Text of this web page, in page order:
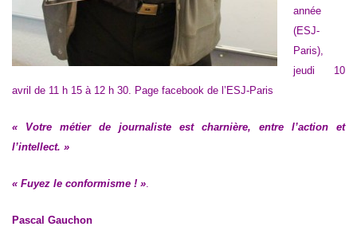
année
(ESJ-
Paris),
jeudi 10
avril de 11 h 15 à 12 h 30. Page facebook de l’ESJ-Paris
« Votre métier de journaliste est charnière, entre l’action et
l’intellect. »
« Fuyez le conformisme ! ».
Pascal Gauchon